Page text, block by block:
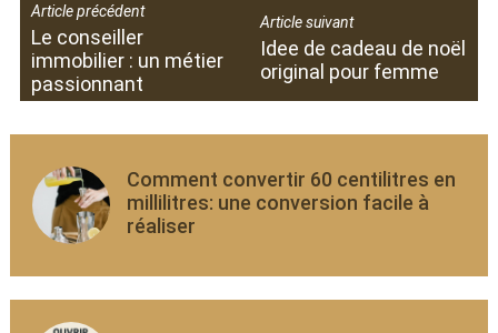
Article précédent
Le conseiller
immobilier : un métier
passionnant
Article suivant
Idee de cadeau de noël
original pour femme
Comment convertir 60 centilitres en
millilitres: une conversion facile à
réaliser